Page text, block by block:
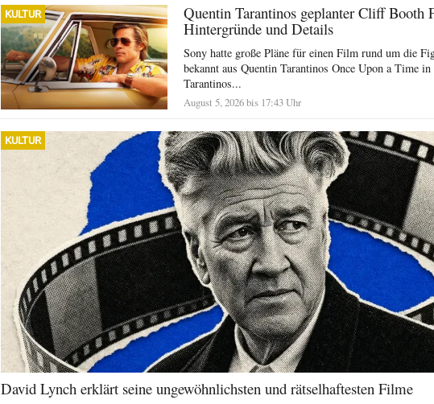
KULTUR
Quentin Tarantinos geplanter Cliff Booth
Hintergründe und Details
Sony hatte große Pläne für einen Film rund um die
bekannt aus Quentin Tarantinos Once Upon a Time
Tarantinos...
August 5, 2026 bis 17:43 Uhr
KULTUR
David Lynch erklärt seine ungewöhnlichsten und rätselhaftesten Filme